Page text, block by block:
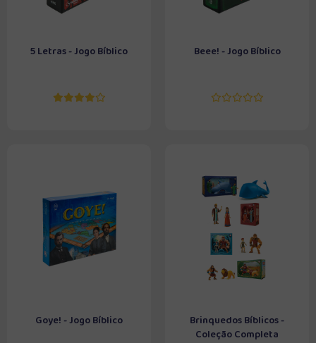
5 Letras - Jogo Bíblico Beee! - Jogo Bíblico
Goye! - Jogo Bíblico
Brinquedos Bíblicos -
Coleção Completa